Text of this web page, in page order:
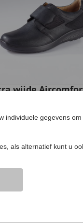
wijde
€ 69,
individuele gegevens
als alternatief kunt u